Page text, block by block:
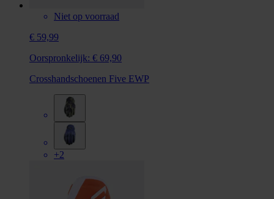
Niet op voorraad
€ 59,99
Oorspronkelijk: € 69,90
Crosshandschoenen Five EWP
+2